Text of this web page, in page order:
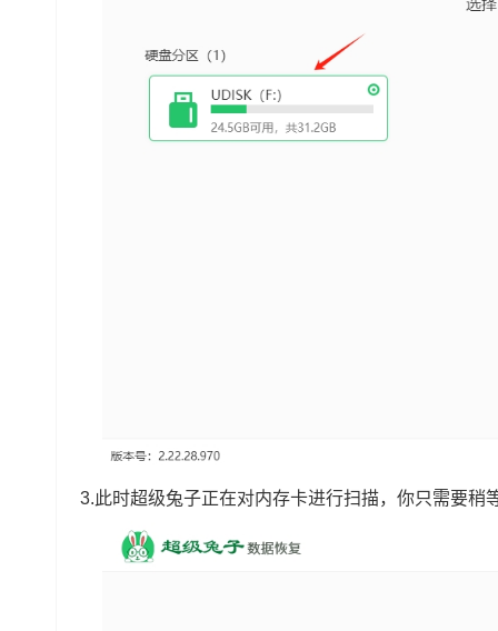
3.此时超级兔子正在对内存卡进行扫描，你只需要稍